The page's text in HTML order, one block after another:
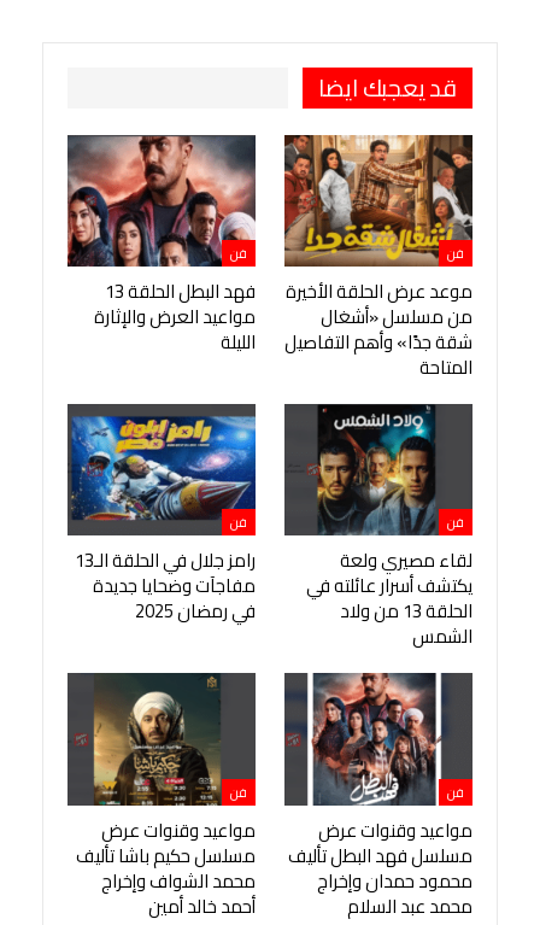
قد يعجبك ايضا
فن
موعد عرض الحلقة الأخيرة
من مسلسل «أشغال
شقة جدًا» وأهم التفاصيل
المتاحة
فن
فهد البطل الحلقة 13
مواعيد العرض والإثارة
الليلة
فن
لقاء مصيري ولعة
يكتشف أسرار عائلته في
الحلقة 13 من ولاد
الشمس
فن
رامز جلال في الحلقة الـ13
مفاجآت وضحايا جديدة
في رمضان 2025
فن
مواعيد وقنوات عرض
مسلسل فهد البطل تأليف
محمود حمدان وإخراج
محمد عبد السلام
فن
مواعيد وقنوات عرض
مسلسل حكيم باشا تأليف
محمد الشواف وإخراج
أحمد خالد أمين